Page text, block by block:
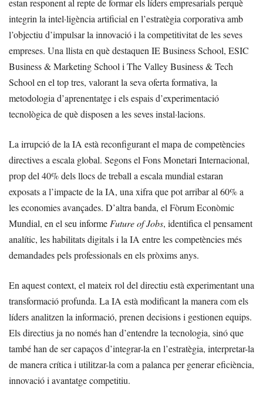
integrin la intel·ligència artificial en l’estratègia corporativa amb
l’objectiu d’impulsar la innovació i la competitivitat de les seves
empreses. Una llista en què destaquen IE Business School, ESIC
Business & Marketing School i The Valley Business & Tech
School en el top tres, valorant la seva oferta formativa, la
metodologia d’aprenentatge i els espais d’experimentació
tecnològica de què disposen a les seves instal·lacions.
La irrupció de la IA està reconfigurant el mapa de competències
directives a escala global. Segons el Fons Monetari Internacional,
prop del 40% dels llocs de treball a escala mundial estaran
exposats a l’impacte de la IA, una xifra que pot arribar al 60% a
les economies avançades. D’altra banda, el Fòrum Econòmic
Mundial, en el seu informe Future of Jobs, identifica el pensament
analític, les habilitats digitals i la IA entre les competències més
demandades pels professionals en els pròxims anys.
En aquest context, el mateix rol del directiu està experimentant una
transformació profunda. La IA està modificant la manera com els
líders analitzen la informació, prenen decisions i gestionen equips.
Els directius ja no només han d’entendre la tecnologia, sinó que
també han de ser capaços d’integrar-la en l’estratègia, interpretar-la
de manera crítica i utilitzar-la com a palanca per generar eficiència,
innovació i avantatge competitiu.